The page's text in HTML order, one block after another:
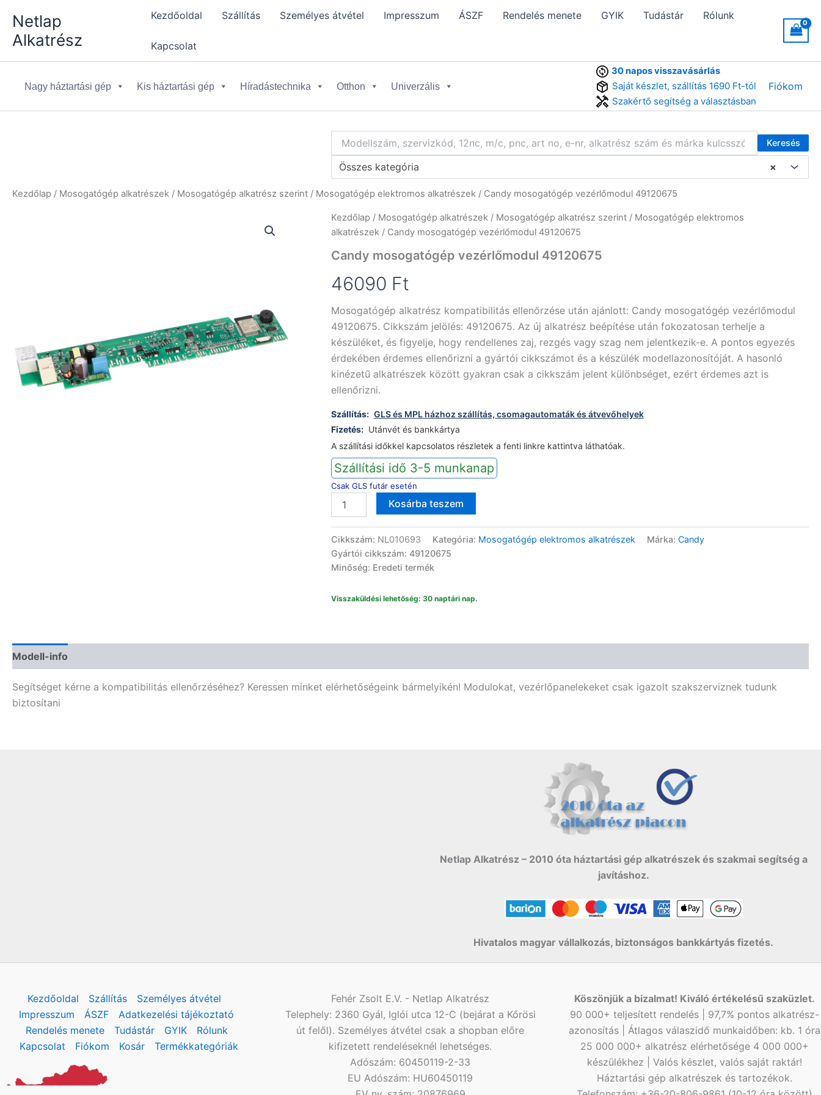
content
Netlap
Alkatrész
Kezdőoldal Szállítás Személyes átvétel Impresszum ÁSZF Rendelés menete GYIK Tudástár Rólunk
Kapcsolat
Nagy háztartási gép Kis háztartási gép Híradástechnika Otthon Univerzális
30 napos visszavásárlás
Saját készlet, szállítás 1690 Ft-tól
Szakértő segítség a választásban
Fiókom
Keresés
×
Összes kategória
Kezdőlap / Mosogatógép alkatrészek / Mosogatógép alkatrész szerint / Mosogatógép elektromos alkatrészek / Candy mosogatógép vezérlőmodul 49120675
Kezdőlap / Mosogatógép alkatrészek/ Mosogatógép alkatrész szerint/ Mosogatógép elektromos
alkatrészek/ Candy mosogatógép vezérlőmodul 49120675
Candy mosogatógép vezérlőmodul 49120675
46090 Ft
Mosogatógép alkatrész kompatibilitás ellenőrzése után ajánlott: Candy mosogatógép vezérlőmodul
49120675. Cikkszám jelölés: 49120675. Az új alkatrész beépítése után fokozatosan terhelje a
készüléket, és figyelje, hogy rendellenes zaj, rezgés vagy szag nem jelentkezik-e. A pontos egyezés
érdekében érdemes ellenőrizni a gyártói cikkszámot és a készülék modellazonosítóját. A hasonló
kinézetű alkatrészek között gyakran csak a cikkszám jelent különbséget, ezért érdemes azt is
ellenőrizni.
Szállítás: GLS és MPL házhoz szállítás, csomagautomaták és átvevőhelyek
Fizetés: Utánvét és bankkártya
A szállítási időkkel kapcsolatos részletek a fenti linkre kattintva láthatóak.
Szállítási idő 3-5 munkanap
Csak GLS futár esetén
mosogatógép
49120675
mennyiség
Kosárba teszem
Cikkszám: NL010693 Kategória: Mosogatógép elektromos alkatrészek Márka: Candy
Gyártói cikkszám: 49120675
Minőség: Eredeti termék
Visszaküldési lehetőség: 30 naptári nap.
Modell-info
Segítséget kérne a kompatibilitás ellenőrzéséhez? Keressen minket elérhetőségeink bármelyikén! Modulokat, vezérlőpanelekeket csak igazolt szakszerviznek tudunk
biztosítani
Netlap Alkatrész – 2010 óta háztartási gép alkatrészek és szakmai segítség a
javításhoz.
Hivatalos magyar vállalkozás, biztonságos bankkártyás fizetés.
Kezdőoldal Szállítás
Személyes átvétel
Impresszum
ÁSZF
Adatkezelési tájékoztató
Rendelés menete
Tudástár GYIK
Rólunk
Kapcsolat
Fiókom Kosár Termékkategóriák
Fehér Zsolt E.V. - Netlap Alkatrész
Telephely: 2360 Gyál, Iglói utca 12-C (bejárat a Kőrösi
út felől). Személyes átvétel csak a shopban előre
kifizetett rendeléseknél lehetséges.
Adószám: 60450119-2-33
EU Adószám: HU60450119
Köszönjük a bizalmat! Kiváló értékelésű szaküzlet.
90 000+ teljesített rendelés | 97,7% pontos alkatrész-
azonosítás | Átlagos válaszidő munkaidőben: kb. 1 óra
25 000 000+ alkatrész elérhetősége 4 000 000+
készülékhez | Valós készlet, valós saját raktár!
Háztartási gép alkatrészek és tartozékok.